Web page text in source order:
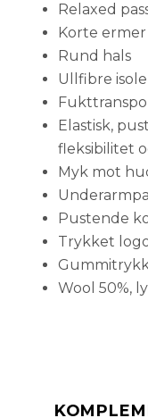
Relaxed
Korte ermer
Rund hals
Ullfibre
Elastisk,
fleksibilitet
Myk mot
Pustende
Trykket
Wool 50%,